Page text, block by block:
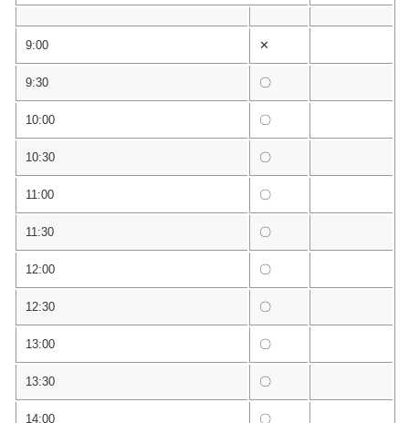
9:00 ✕
9:30 〇
10:00 〇
10:30 〇
11:00 〇
11:30 〇
12:00 〇
12:30 〇
13:00 〇
13:30 〇
14:00 〇